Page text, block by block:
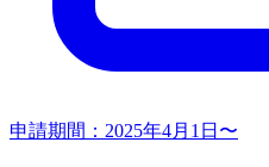
申請期間： 2025年4月1日〜